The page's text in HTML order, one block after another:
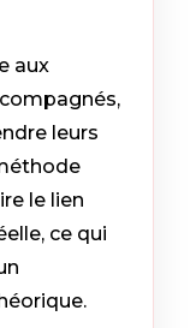
aux
leurs
le lien
ce qui